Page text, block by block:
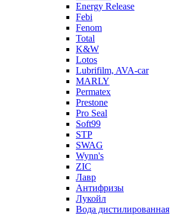
Energy Release
Febi
Fenom
Total
K&W
Lotos
Lubrifilm, AVA-car
MARLY
Permatex
Prestone
Pro Seal
Soft99
STP
SWAG
Wynn's
ZIC
Лавр
Антифризы
Лукойл
Вода дистилированная